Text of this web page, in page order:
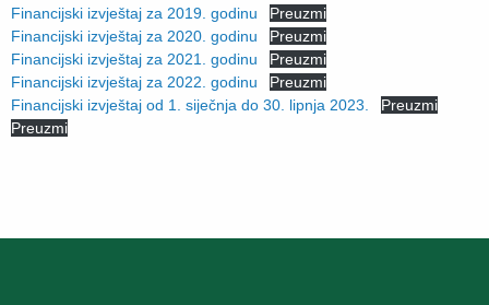
Financijski izvještaj za 2019. godinu
Preuzmi
Financijski izvještaj za 2020. godinu
Preuzmi
Financijski izvještaj za 2021. godinu
Preuzmi
Financijski izvještaj za 2022. godinu
Preuzmi
Financijski izvještaj od 1. siječnja do 30. lipnja 2023.
Preuzmi
Preuzmi